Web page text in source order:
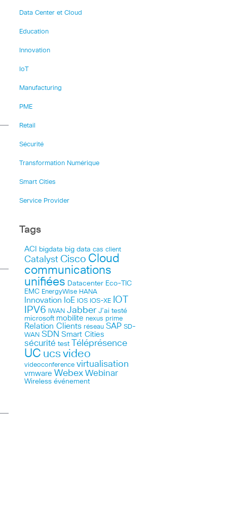
Data Center et Cloud
Education
Innovation
IoT
Manufacturing
PME
Retail
Sécurité
Transformation Numérique
Smart Cities
Service Provider
Tags
ACI bigdata big data cas client
Catalyst Cisco Cloud
communications
unifiées Datacenter Eco-TIC
EMC EnergyWise HANA
Innovation IoE IOS IOS-XE IOT
IPV6 IWAN Jabber J’ai testé
microsoft mobilite nexus prime
Relation Clients réseau SAP SD-
WAN SDN Smart Cities
sécurité test Téléprésence
UC ucs video
videoconference virtualisation
vmware Webex Webinar
Wireless événement